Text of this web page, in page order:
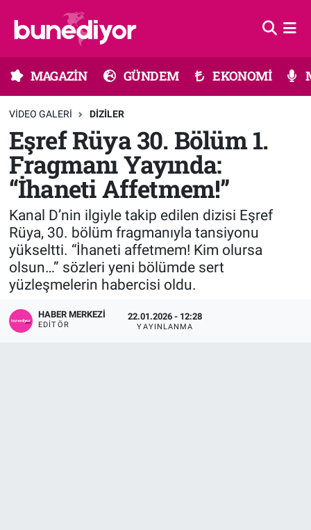
MAGAZİN GÜNDEM EKONOMİ
VIDEO GALERI DIZILER
Eşref Rüya 30. Bölüm 1.
Fragmanı Yayında:
“İhaneti Affetmem!”
Kanal D’nin ilgiyle takip edilen dizisi Eşref
Rüya, 30. bölüm fragmanıyla tansiyonu
yükseltti. “İhaneti affetmem! Kim olursa
olsun…” sözleri yeni bölümde sert
yüzleşmelerin habercisi oldu.
HABER MERKEZI
EDITÖR
22.01.2026 - 12:28
YAYINLANMA
Gündem
Moda
Kültür Sanat
Magazin
MÜZİK
MODA
SAĞLIK
TEKNOLOJİ
Tüm Manşetler
Son Dakika Haberleri
Haber Arşivi